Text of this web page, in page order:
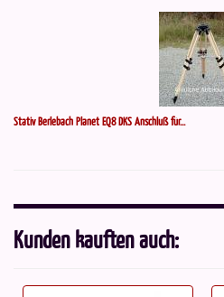
Stativ Berlebach Planet EQ8 DKS Anschluß für...
Kunden kauften auch: